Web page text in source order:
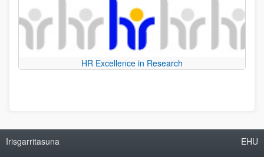
HR Excellence in Research
Irisgarritasuna EHU